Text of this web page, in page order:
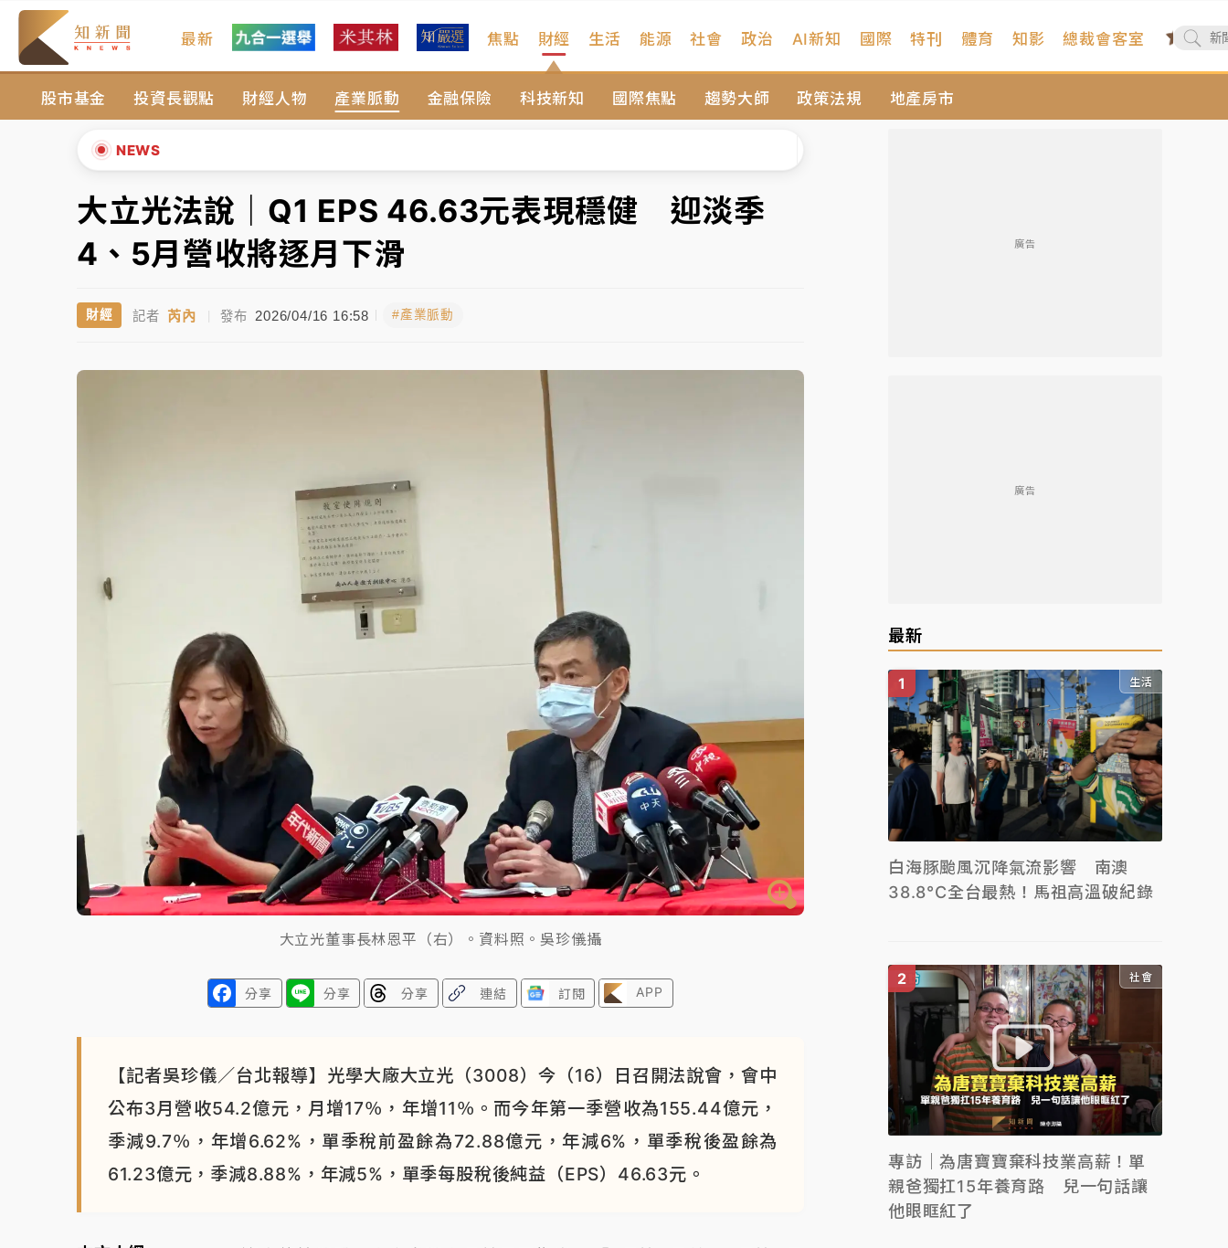
最新 焦點 財經
股市基金 投資長觀點 財經人物 產業脈動 金融保險 科技新知 國際焦點 趨勢大師 政策法規 地產房市
生活 能源 社會 政治 AI新知 國際 特刊 體育 知影 總裁會客室
NEWS
有片｜ 白海豚暴風圈逼近！新北淡水赫見龍捲風 榕樹連根拔起
白海豚逼近！北市水門只出不進 未移置車輛最高罰4800＋拖吊費
白海豚逼近！新北高灘地停車場下午4時強制拖吊 中午開放水門周邊紅黃線停車
父親節玩樂園！六福村今明2天「爸爸免費」 遠雄海洋買1送1
中颱白海豚風雨來了！中部以北防豪雨 今晚、明天影響最劇烈
白海豚逼近！北市水門只出不進 未移置車輛最高罰4800＋拖吊費
白海豚逼近！新北高灘地停車場下午4時強制拖吊 中午開放水門周邊紅黃線停車
父親節玩樂園！六福村今明2天「爸爸免費」 遠雄海洋買1送1
中颱白海豚環流掠北海！今明防劇烈降雨 東部高溫飆38度
▲
大立光法說｜Q1 EPS 46.63元表現穩健 迎淡季
4、5月營收將逐月下滑
財經 記者 芮內 | 發布 2026/04/16 16:58 #產業脈動
大立光董事長林恩平（右）。資料照。吳珍儀攝
分享 分享 分享 連結 訂閱 APP
【記者吳珍儀／台北報導】光學大廠大立光（3008）今（16）日召開法說會，會中
公布3月營收54.2億元，月增17％，年增11％。而今年第一季營收為155.44億元，
季減9.7％，年增6.62%，單季稅前盈餘為72.88億元，年減6%，單季稅後盈餘為
61.23億元，季減8.88%，年減5%，單季每股稅後純益（EPS）46.63元。
廣告
廣告
最新
生活
白海豚颱風沉降氣流影響 南澳
38.8°C全台最熱！馬祖高溫破紀錄
社會
專訪｜為唐寶寶棄科技業高薪！單
親爸獨扛15年養育路 兒一句話讓
他眼眶紅了